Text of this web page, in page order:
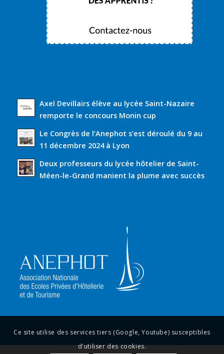
Axel Devillairs élève au lycée Saint-Nazaire
remporte le concours Monin cup
Le Congrès de l’Anephot s’est déroulé du 9 au
11 décembre 2024 à Lyon
Deux professeurs du lycée hôtelier de Saint-
Méen-le-Grand manient la plume avec succès
Ce site utilise des services tiers (Google, Youtube) susceptibles
d'utiliser des cookies.